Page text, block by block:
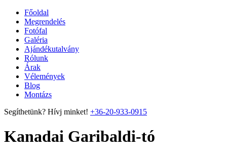
Főoldal
Megrendelés
Fotófal
Galéria
Ajándékutalvány
Rólunk
Árak
Vélemények
Blog
Montázs
Segíthetünk? Hívj minket! +36-20-933-0915
Kanadai Garibaldi-tó